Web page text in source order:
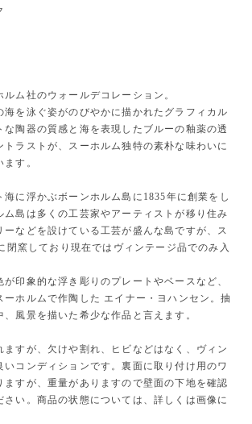
ム社のウォールデコレーション。
海を泳ぐ姿がのびやかに描かれたグラフィカル
な陶器の質感と海を表現したブルーの釉薬の透
トラストが、スーホルム独特の素朴な味わいに
す。
海に浮かぶボーンホルム島に1835年に創業をし
ム島は多くの工芸家やアーティストが移り住み
ーなどを設けている工芸が盛んな島ですが、ス
閉窯しており現在ではヴィンテージ品でのみ入
印象的な浮き彫りのプレートやベースなど、
ーホルムで作陶した エイナー・ヨハンセン。抽
風景を描いた希少な作品と言えます。
ますが、欠けや割れ、ヒビなどはなく、ヴィン
いコンディションです。裏面に取り付け用のワ
ますが、重量がありますので壁面の下地を確認
さい。商品の状態については、詳しくは画像に